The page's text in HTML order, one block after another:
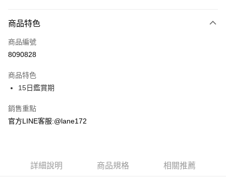
信用卡一次付款
超商取貨付款
Apple Pay
街口支付
悠遊付
運送方式
商品特色
商品編號
8090828
商品特色
15日鑑賞期
銷售重點
官方LINE客服:@lane172
詳細說明 商品規格 相關推薦